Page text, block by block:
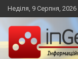
Skip
to
content
Неділя, 9 Серпня, 2026